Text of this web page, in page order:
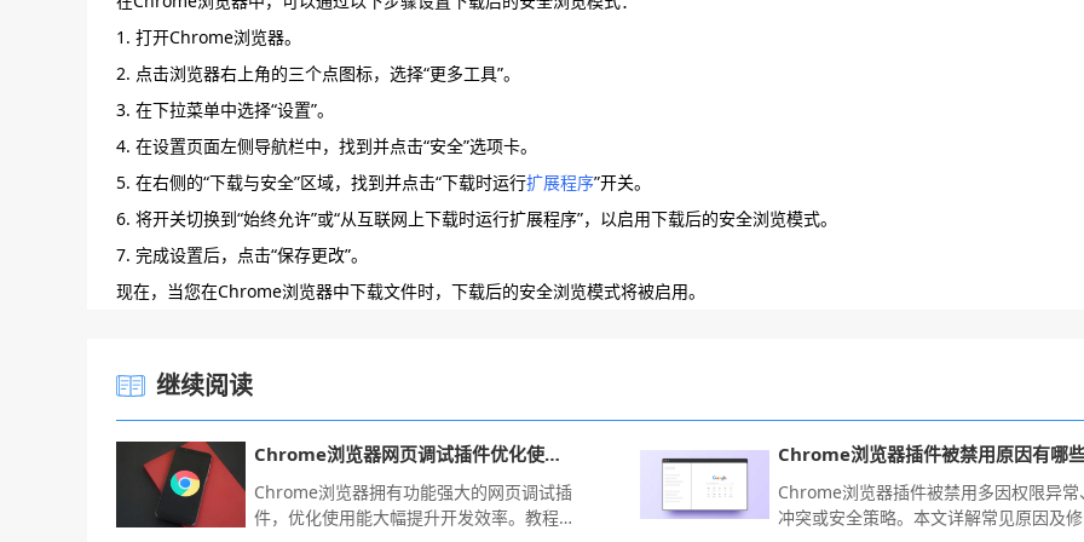
1. 打开Chrome浏览器。
2. 点击浏览器右上角的三个点图标，选择“更多工具”。
3. 在下拉菜单中选择“设置”。
4. 在设置页面左侧导航栏中，找到并点击“安全”选项卡。
5. 在右侧的“下载与安全”区域，找到并点击“下载时运行扩展程序”开关。
6. 将开关切换到“始终允许”或“从互联网上下载时运行扩展程序”，以启用下载后的安全浏览模式。
7. 完成设置后，点击“保存更改”。
现在，当您在Chrome浏览器中下载文件时，下载后的安全浏览模式将被启用。
继续阅读
Chrome浏览器网页调试插件优化使用教程
Chrome浏览器拥有功能强大的网页调试插
件，优化使用能大幅提升开发效率。教程
Chrome浏览器插件被禁用原因有哪
Chrome浏览器插件被禁用多因权限异常
冲突或安全策略。本文详解常见原因及修